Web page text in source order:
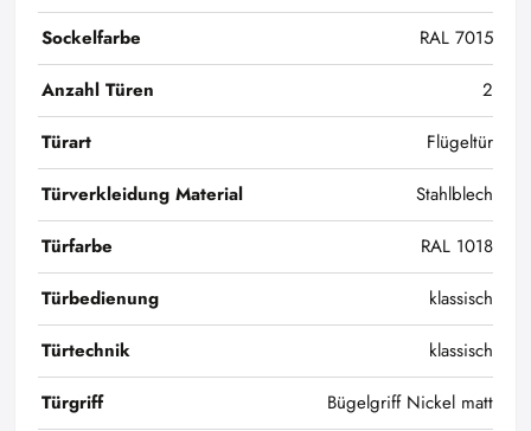
Sockelfarbe
RAL 7015
Anzahl Türen
2
Türart
Flügeltür
Türverkleidung Material
Stahlblech
Türfarbe
RAL 1018
Türbedienung
klassisch
Türtechnik
klassisch
Türgriff
Bügelgriff Nickel matt